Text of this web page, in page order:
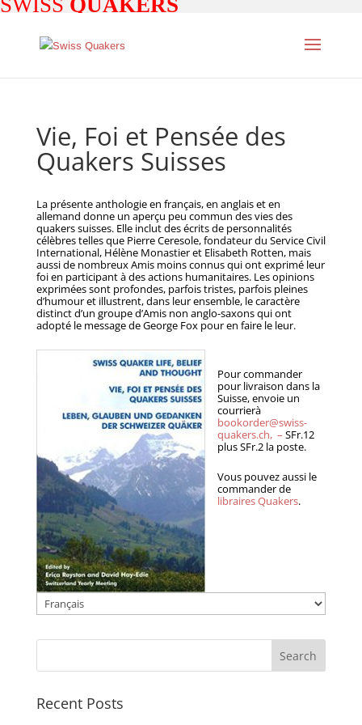
SWISS QUAKERS
Vie, Foi et Pensée des
Quakers Suisses
La présente anthologie en français, en anglais et en
allemand donne un aperçu peu commun des vies des
quakers suisses. Elle inclut des écrits de personnalités
célèbres telles que Pierre Ceresole, fondateur du Service Civil
International, Hélène Monastier et Elisabeth Rotten, mais
aussi de nombreux Amis moins connus qui ont exprimé leur
foi en participant à des actions humanitaires. Les opinions
exprimées sont profondes, parfois tristes, parfois pleines
d’humour et illustrent, dans leur ensemble, le caractère
distinct d’un groupe d’Amis non anglo-saxons qui ont
adopté le message de George Fox pour en faire le leur.
Pour commander
pour livraison dans la
Suisse, envoie un
courrierà
bookorder@swiss-
quakers.ch, – SFr.12
plus SFr.2 la poste.
Vous pouvez aussi le
commander de
libraires Quakers.
Choose
language
Recent Posts